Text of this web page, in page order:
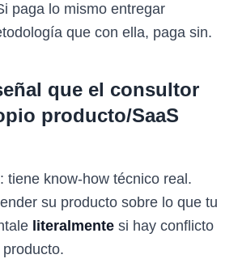
paga lo mismo entregar
que con ella, paga sin.
que el consultor
producto/SaaS
tiene know-how técnico real.
su producto sobre lo que tu
literalmente si hay conflicto